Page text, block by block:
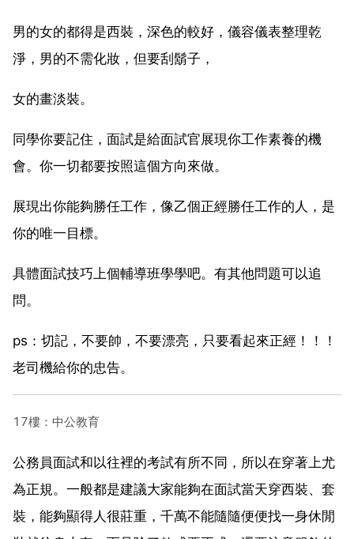
男的女的都得是西裝，深色的較好，儀容儀表整理乾
淨，男的不需化妝，但要刮鬍子，
女的畫淡裝。
同學你要記住，面試是給面試官展現你工作素養的機
會。你一切都要按照這個方向來做。
展現出你能夠勝任工作，像乙個正經勝任工作的人，是
你的唯一目標。
具體面試技巧上個輔導班學學吧。有其他問題可以追
問。
ps：切記，不要帥，不要漂亮，只要看起來正經！！！
老司機給你的忠告。
17樓：中公教育
公務員面試和以往裡的考試有所不同，所以在穿著上尤
為正規。一般都是建議大家能夠在面試當天穿西裝、套
裝，能夠顯得人很莊重，千萬不能隨隨便便找一身休閒